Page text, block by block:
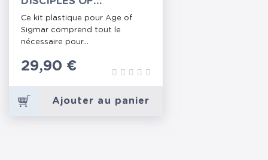
TZEENTCH - CURSELING
EYE OF TZEENTCH
Ce kit plastique pour Age of
Sigmar comprend tout le
nécessaire pour...
Prix
29,90 €
Ajouter au panier